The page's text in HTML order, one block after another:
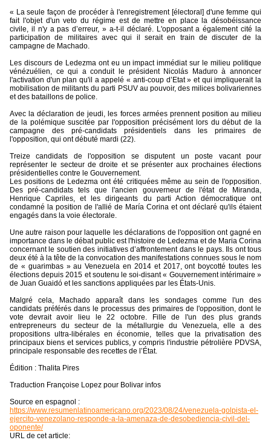
« La seule façon de procéder à l'enregistrement [électoral] d'une femme qui
fait l'objet d'un veto du régime est de mettre en place la désobéissance
civile, il n'y a pas d’erreur, » a-t-il déclaré. L'opposant a également cité la
participation de militaires avec qui il serait en train de discuter de la
campagne de Machado.
Les discours de Ledezma ont eu un impact immédiat sur le milieu politique
vénézuélien, ce qui a conduit le président Nicolás Maduro à annoncer
l'activation d'un plan qu'il a appelé « anti-coup d’Etat » et qui impliquerait la
mobilisation de militants du parti PSUV au pouvoir, des milices bolivariennes
et des bataillons de police.
Avec la déclaration de jeudi, les forces armées prennent position au milieu
de la polémique suscitée par l'opposition précisément lors du début de la
campagne des pré-candidats présidentiels dans les primaires de
l'opposition, qui ont débuté mardi (22).
Treize candidats de l'opposition se disputent un poste vacant pour
représenter le secteur de droite et se présenter aux prochaines élections
présidentielles contre le Gouvernement.
Les positions de Ledezma ont été critiquées même au sein de l'opposition.
Des pré-candidats tels que l'ancien gouverneur de l'état de Miranda,
Henrique Capriles, et les dirigeants du parti Action démocratique ont
condamné la position de l'allié de María Corina et ont déclaré qu'ils étaient
engagés dans la voie électorale.
Une autre raison pour laquelle les déclarations de l'opposition ont gagné en
importance dans le débat public est l'histoire de Ledezma et de Maria Corina
concernant le soutien des initiatives d’affrontement dans le pays. Ils ont tous
deux été à la tête de la convocation des manifestations connues sous le nom
de « guarimbas » au Venezuela en 2014 et 2017, ont boycotté toutes les
élections depuis 2015 et soutenu le soi-disant « Gouvernement intérimaire »
de Juan Guaidó et les sanctions appliquées par les États-Unis.
Malgré cela, Machado apparaît dans les sondages comme l'un des
candidats préférés dans le processus des primaires de l'opposition, dont le
vote devrait avoir lieu le 22 octobre. Fille de l'un des plus grands
entrepreneurs du secteur de la métallurgie du Venezuela, elle a des
propositions ultra-libérales en économie, telles que la privatisation des
principaux biens et services publics, y compris l'industrie pétrolière PDVSA,
principale responsable des recettes de l’État.
Édition : Thalita Pires
Traduction Françoise Lopez pour Bolivar infos
Source en espagnol :
https://www.resumenlatinoamericano.org/2023/08/24/venezuela-golpista-el-
ejercito-venezolano-responde-a-la-amenaza-de-desobediencia-civil-del-
oponente/
URL de cet article: